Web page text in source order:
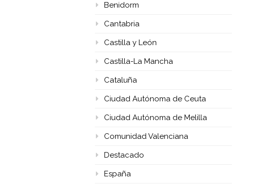
Benidorm
Cantabria
Castilla y León
Castilla-La Mancha
Cataluña
Ciudad Autónoma de Ceuta
Ciudad Autónoma de Melilla
Comunidad Valenciana
Destacado
España